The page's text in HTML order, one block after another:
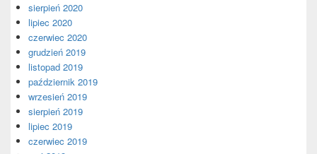
sierpień 2020
lipiec 2020
czerwiec 2020
grudzień 2019
listopad 2019
październik 2019
wrzesień 2019
sierpień 2019
lipiec 2019
czerwiec 2019